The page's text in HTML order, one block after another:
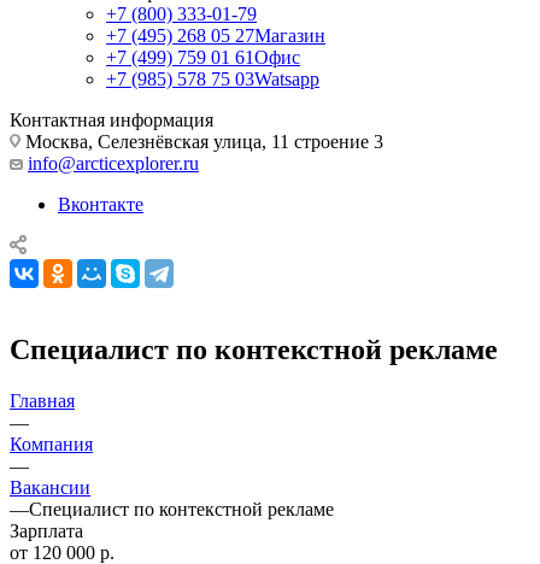
+7 (800) 333-01-79
+7 (495) 268 05 27Магазин
+7 (499) 759 01 61Офис
+7 (985) 578 75 03Watsapp
Контактная информация
Москва, Селезнёвская улица, 11 строение 3
info@arcticexplorer.ru
Вконтакте
Специалист по контекстной рекламе
Главная
—
Компания
—
Вакансии
—Специалист по контекстной рекламе
Зарплата
от 120 000 р.